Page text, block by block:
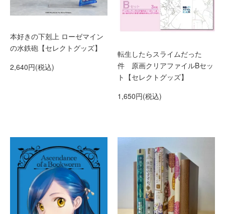
本好きの下剋上 ローゼマイン
の水鉄砲【セレクトグッズ】
2,640円(税込)
転生したらスライムだった
件 原画クリアファイルBセッ
ト【セレクトグッズ】
1,650円(税込)